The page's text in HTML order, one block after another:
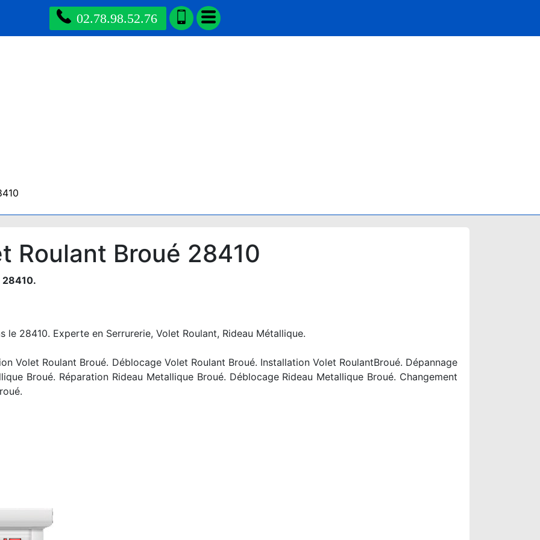
02.78.98.52.76
Roulant Broué 28410
28410.
28410. Experte en Serrurerie, Volet Roulant, Rideau Métallique.
Volet Roulant Broué. Déblocage Volet Roulant Broué. Installation Volet RoulantBroué. Dépannage
Broué. Réparation Rideau Metallique Broué. Déblocage Rideau Metallique Broué. Changement